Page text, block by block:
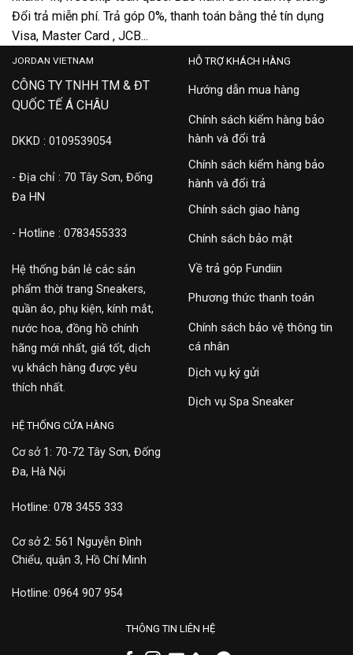
Đổi trả miễn phí. Trả góp 0%, thanh toán bằng thẻ tín dụng
Visa, Master Card , JCB...
JORDAN VIETNAM
CÔNG TY TNHH TM & ĐT
QUỐC TẾ Á CHÂU
DKKD : 0109539054
- Địa chỉ : 70 Tây Sơn, Đống
Đa HN
- Hotline : 0783455333
Hệ thống bán lẻ các sản
phẩm thời trang Sneakers,
quần áo, phụ kiện, kính mắt,
nước hoa, đồng hồ chính
hãng mới nhất, giá tốt, dịch
vụ khách hàng được yêu
thích nhất.
HỖ TRỢ KHÁCH HÀNG
Hướng dẫn mua hàng
Chính sách kiểm hàng bảo
hành và đổi trả
Chính sách kiểm hàng bảo
hành và đổi trả
Chính sách giao hàng
Chính sách bảo mật
Về trả góp Fundiin
Phương thức thanh toán
Chính sách bảo vệ thông tin
cá nhân
Dịch vụ ký gửi
Dịch vụ Spa Sneaker
HỆ THỐNG CỬA HÀNG
Cơ sở 1: 70-72 Tây Sơn, Đống
Đa, Hà Nội
Hotline: 078 3455 333
Cơ sở 2: 561 Nguyễn Đình
Chiểu, quận 3, Hồ Chí Minh
Hotline: 0964 907 954
THÔNG TIN LIÊN HỆ